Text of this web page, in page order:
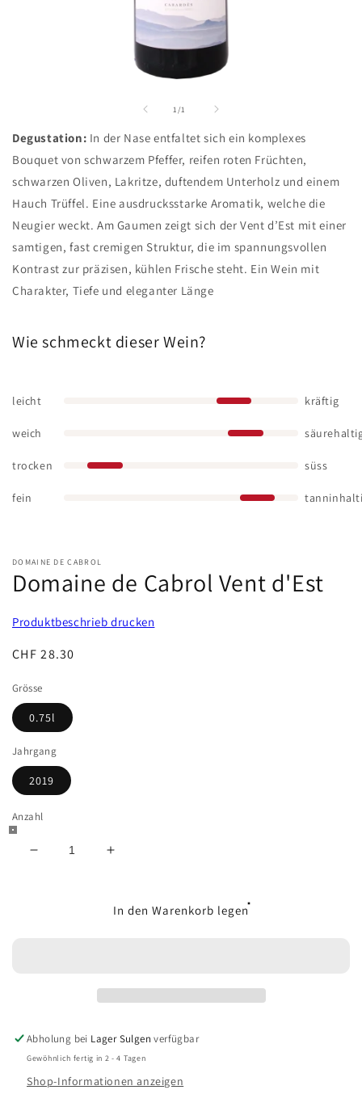
öffnen
1 /
von1
Degustation: In der Nase entfaltet sich ein komplexes
Bouquet von schwarzem Pfeffer, reifen roten Früchten,
schwarzen Oliven, Lakritze, duftendem Unterholz und einem
Hauch Trüffel. Eine ausdrucksstarke Aromatik, welche die
Neugier weckt. Am Gaumen zeigt sich der Vent d’Est mit einer
samtigen, fast cremigen Struktur, die im spannungsvollen
Kontrast zur präzisen, kühlen Frische steht. Ein Wein mit
Charakter, Tiefe und eleganter Länge
Wie schmeckt dieser Wein?
leicht kräftig
weich
trocken süss
fein
DOMAINE DE CABROL
Domaine de Cabrol Vent d'Est
Produktbeschrieb drucken
Normaler
CHF 28.30
Grösse
0.75l
Jahrgang
2019
Anzahl
Verringere
d&#39;Est
Erhöhe
für
d&#39;Est
In den Warenkorb legen
Abholung bei Lager Sulgen verfügbar
Gewöhnlich fertig in 2 - 4 Tagen
Shop-Informationen anzeigen